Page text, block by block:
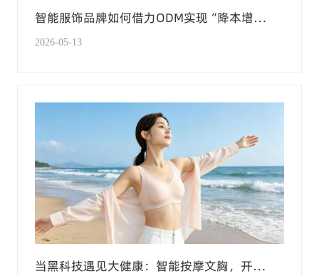
智能服饰品牌如何借力ODM实现“降本增
效”？全链路定制服务给出答案
2026-05-13
当黑科技遇见大健康：智能按摩文胸，开